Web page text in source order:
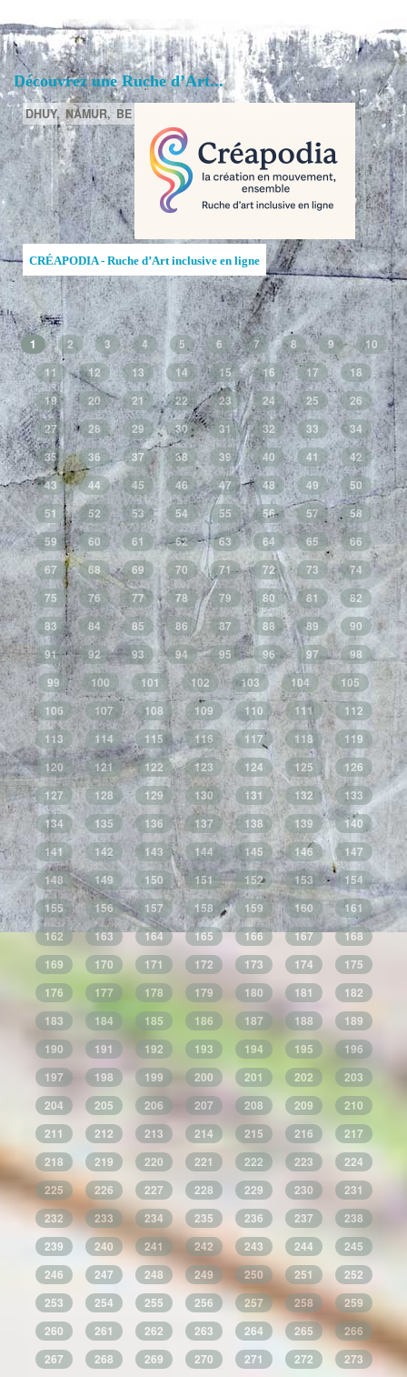
Découvrez une Ruche d’Art...
DHUY, NAMUR, BE
CRÉAPODIA - Ruche d’Art inclusive en ligne
1 2 3 4 5 6 7 8 9
10
11
12 13 14 15 16 17
18
19
20 21 22 23 24 25
26
27
28 29 30 31 32 33
34
35
36 37 38 39 40 41
42
43
44 45 46 47 48 49
50
51
52 53 54 55 56 57
58
59
60 61 62 63 64 65
66
67
68 69 70 71 72 73
74
75
76 77 78 79 80 81
82
83
84 85 86 87 88 89
90
91
92 93 94 95 96 97
98
99
100 101 102 103 104
105
106
107 108 109 110 111
112
113
114 115 116 117 118
119
120
121 122 123 124 125
126
127
128 129 130 131 132
133
134
135 136 137 138 139
140
141
142 143 144 145 146
147
148
149 150 151 152 153
154
155
156 157 158 159 160
161
162
163 164 165 166 167
168
169
170 171 172 173 174
175
176
177 178 179 180 181
182
183
184 185 186 187 188
189
190
191 192 193 194 195
196
197
198 199 200 201 202
203
204
205 206 207 208 209
210
211
212 213 214 215 216
217
218
219 220 221 222 223
224
225
226 227 228 229 230
231
232
233 234 235 236 237
238
239
240 241 242 243 244
245
246
247 248 249 250 251
252
253
254 255 256 257 258
259
260
261 262 263 264 265
266
267
268 269 270 271 272 273